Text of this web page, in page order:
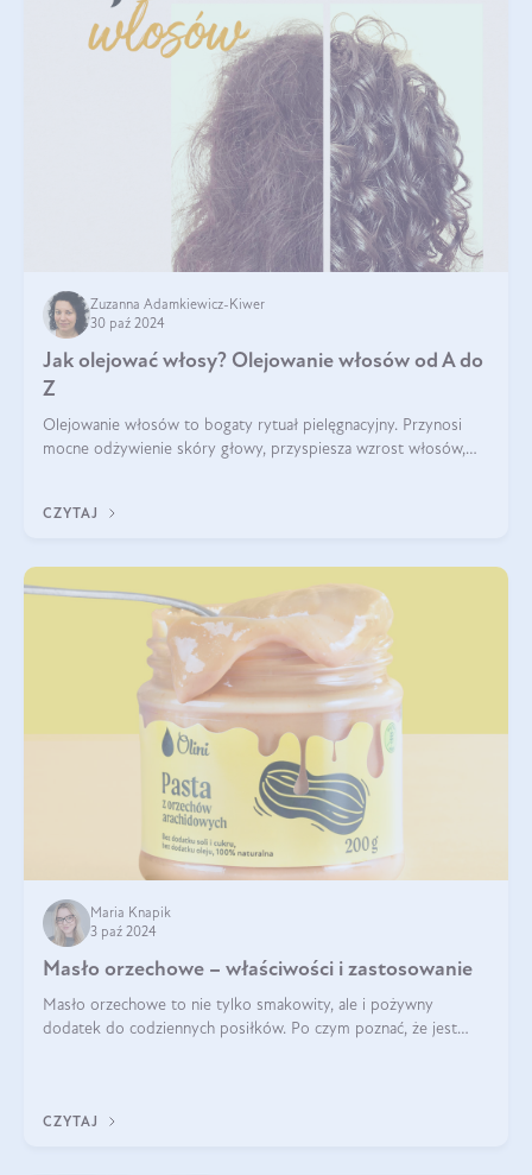
Zuzanna Adamkiewicz-Kiwer
30 paź 2024
Jak olejować włosy? Olejowanie włosów od A do
Z
Olejowanie włosów to bogaty rytuał pielęgnacyjny. Przynosi
mocne odżywienie skóry głowy, przyspiesza wzrost włosów,
CZYTAJ
Maria Knapik
3 paź 2024
Masło orzechowe – właściwości i zastosowanie
Masło orzechowe to nie tylko smakowity, ale i pożywny
dodatek do codziennych posiłków. Po czym poznać, że jest
CZYTAJ